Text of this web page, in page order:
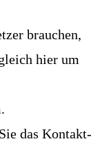
brau­chen,
hier um
das Kon­takt­